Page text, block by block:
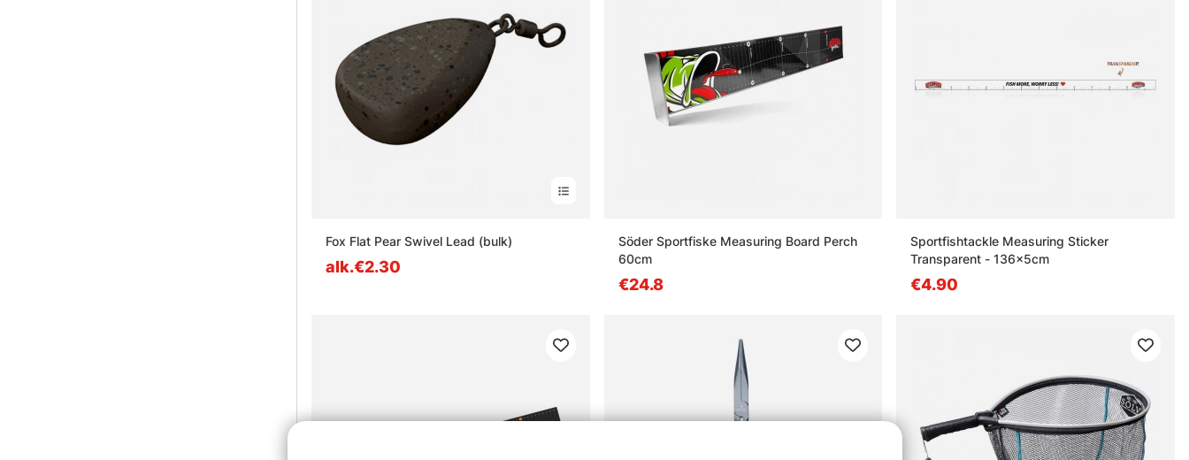
Fox Flat Pear Swivel Lead (bulk)
alk.€2.30
Söder Sportfiske Measuring Board Perch
60cm
€24.8
Sportfishtackle Measuring Sticker
Transparent - 136x5cm
€4.90